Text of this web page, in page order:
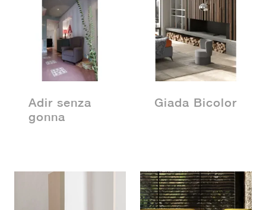
Adir senza
gonna
Giada Bicolor